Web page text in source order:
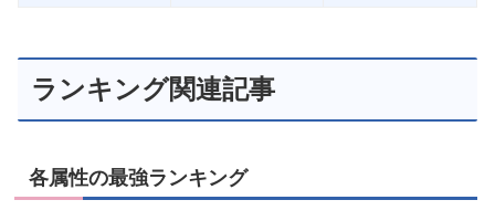
ランキング関連記事
各属性の最強ランキング